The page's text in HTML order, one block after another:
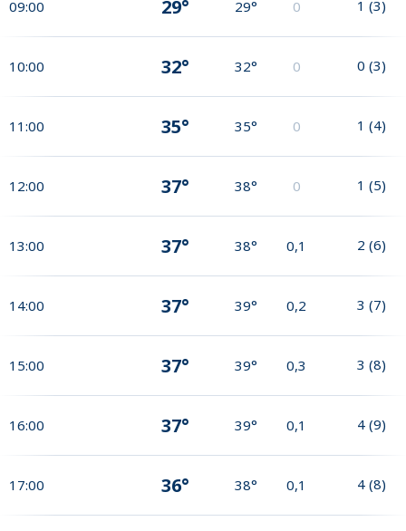
09:00 29° 29° 0 1 (3)
10:00 32° 32° 0 0 (3)
11:00 35° 35° 0 1 (4)
12:00 37° 38° 0 1 (5)
13:00 37° 38° 0,1 2 (6)
14:00 37° 39° 0,2 3 (7)
15:00 37° 39° 0,3 3 (8)
16:00 37° 39° 0,1 4 (9)
17:00 36° 38° 0,1 4 (8)